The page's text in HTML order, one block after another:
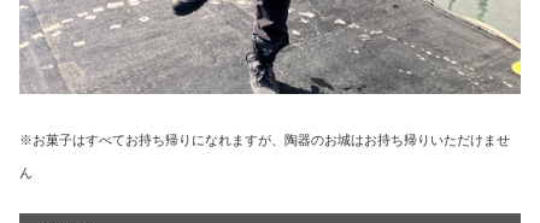
※お菓子はすべてお持ち帰りになれますが、陶器のお城はお持ち帰りいただけませ
ん